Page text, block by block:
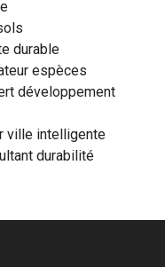
durable
espèces
développement
ville intelligente
durabilité